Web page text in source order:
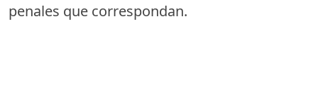
penales que correspondan.